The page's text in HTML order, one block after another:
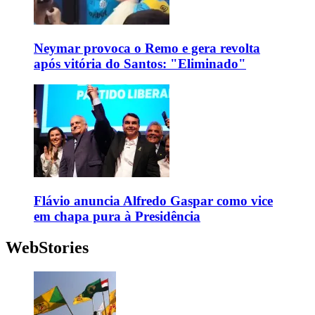
Neymar provoca o Remo e gera revolta
após vitória do Santos: "Eliminado"
Flávio anuncia Alfredo Gaspar como vice
em chapa pura à Presidência
WebStories